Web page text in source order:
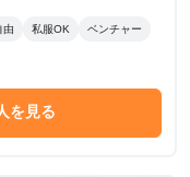
由 私服OK ベンチャー
を見る